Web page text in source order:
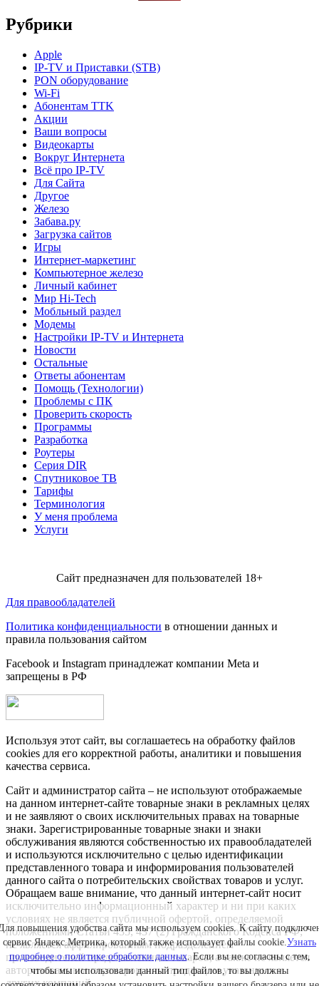
Рубрики
Apple
IP-TV и Приставки (STB)
PON оборудование
Wi-Fi
Абонентам TTK
Акции
Ваши вопросы
Видеокарты
Вокруг Интернета
Всё про IP-TV
Для Сайта
Другое
Железо
Забава.ру
Загрузка сайтов
Игры
Интернет-маркетинг
Компьютерное железо
Личный кабинет
Мир Hi-Tech
Мобльный раздел
Модемы
Настройки IP-TV и Интернета
Новости
Остальные
Ответы абонентам
Помощь (Технологии)
Проблемы с ПК
Проверить скорость
Программы
Разработка
Роутеры
Серия DIR
Спутниковое ТВ
Тарифы
Терминология
У меня проблема
Услуги
Сайт предназначен для пользователей 18+
Для правообладателей
Политика конфиденциальности в отношении данных и
правила пользования сайтом
Facebook и Instagram принадлежат компании Metа и
запрещены в РФ
Используя этот сайт, вы соглашаетесь на обработку файлов
cookies для его корректной работы, аналитики и повышения
качества сервиса.
Сайт и администратор сайта – не используют отображаемые
на данном интернет-сайте товарные знаки в рекламных целях
и не заявляют о своих исключительных правах на товарные
знаки. Зарегистрированные товарные знаки и знаки
обслуживания являются собственностью их правообладателей
и используются исключительно с целью идентификации
представленного товара и информирования пользователей
данного сайта о потребительских свойствах товаров и услуг.
Обращаем ваше внимание, что данный интернет-сайт носит
исключительно информационный характер и ни при каких
условиях не является публичной офертой, определяемой
положениями Статьи 435, 437 (2) Гражданского Кодекса РФ;
не является аффилированным подразделением
производителей представленных товаров, а также не является
авторизованным партнером или продавцом указанных и
других компаний.
повышения удобства сайта мы используем cookies. К сайту
сервис Яндекс.Метрика, который также использует файлы cookie.Узнать
подробнее о политике обработки данных. Если вы не согласны с тем,
чтобы мы использовали данный тип файлов, то вы должны